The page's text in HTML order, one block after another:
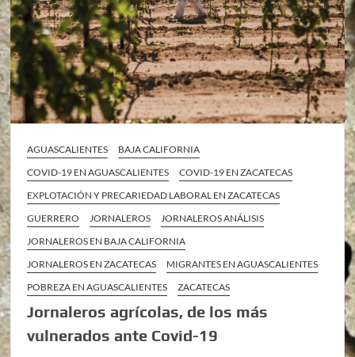
AGUASCALIENTES
BAJA CALIFORNIA
COVID-19 EN AGUASCALIENTES
COVID-19 EN ZACATECAS
EXPLOTACIÓN Y PRECARIEDAD LABORAL EN ZACATECAS
GUERRERO
JORNALEROS
JORNALEROS ANÁLISIS
JORNALEROS EN BAJA CALIFORNIA
JORNALEROS EN ZACATECAS
MIGRANTES EN AGUASCALIENTES
POBREZA EN AGUASCALIENTES
ZACATECAS
Jornaleros agrícolas, de los más
vulnerados ante Covid-19